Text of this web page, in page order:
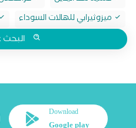
ميزوثيرابي للهالات السوداء
Download
Google play